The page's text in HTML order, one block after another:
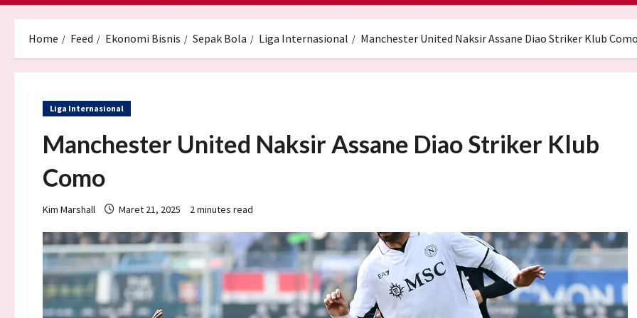
Home Feed Ekonomi Bisnis Sepak Bola Liga Internasional Manchester United Naksir Assane Diao Striker Klub Como
Liga Internasional
Manchester United Naksir Assane Diao Striker Klub
Como
Kim Marshall Maret 21, 2025 2 minutes read